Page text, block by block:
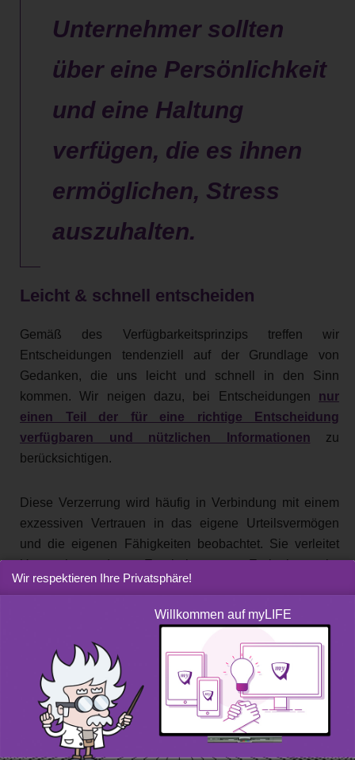
Unternehmer sollten
über eine Persönlichkeit
und eine Haltung
verfügen, die es ihnen
ermöglichen, Stress
auszuhalten.
Leicht & schnell entscheiden
Gemäß des Verfügbarkeitsprinzips treffen wir
Entscheidungen tendenziell auf der Grundlage von
Gedanken, die uns leicht und schnell in den Sinn
kommen. Wir neigen dazu, bei Entscheidungen nur
einen Teil der für eine richtige Entscheidung
verfügbaren und nützlichen Informationen zu
berücksichtigen.
Diese Verzerrung wird häufig in Verbindung mit einem
exzessiven Vertrauen in das eigene Urteilsvermögen
und die eigenen Fähigkeiten beobachtet. Sie verleitet
Unternehmer dazu, Ergebnisse von Ereignissen im
Nachhinein und durch falsche Kausalität allein auf ihr
Diese Denkweise mag gefährlich erscheinen, sie hat
jedoch einen großen Vorteil: Sie erlaubt einem
Firmenchef, der unter Druck steht und umgehend auf
viele Probleme reagieren muss, Entscheidungen schnell
zu treffen, ohne sich von einer Flut von Informationen
überwältigen zu lassen.
Wir respektieren Ihre Privatsphäre!
Willkommen auf myLIFE